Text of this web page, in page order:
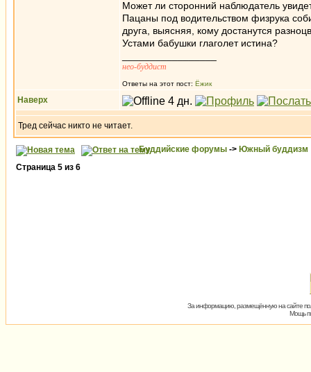
Может ли сторонний наблюдатель
Пацаны под водительством физрука
друга, выясняя, кому достанутся
Устами бабушки глаголет истина?
нео-буддист
Ответы на этот пост: Ёжик
Наверх
Тред сейчас никто не читает.
Буддийские форумы -> Южный буддизм
Страница 5 из 6
За информацию, размещённую на сайте
Мощь